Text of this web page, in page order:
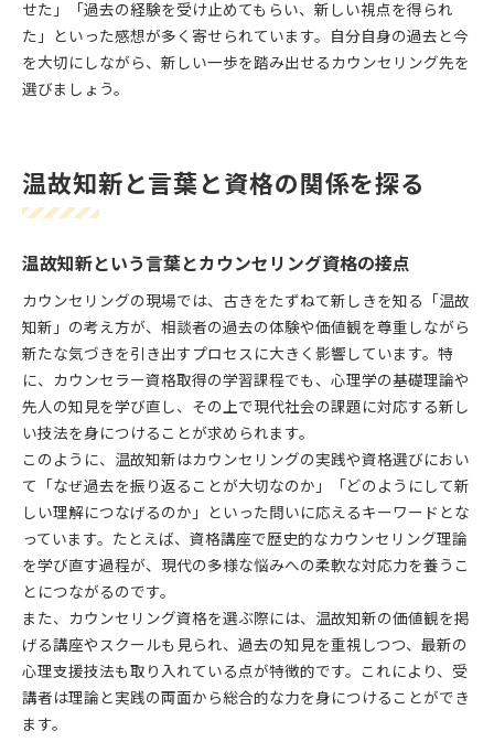
せた」「過去の経験を受け止めてもらい、新しい視点を得られ
た」といった感想が多く寄せられています。自分自身の過去と今
を大切にしながら、新しい一歩を踏み出せるカウンセリング先を
選びましょう。
温故知新と言葉と資格の関係を探る
温故知新という言葉とカウンセリング資格の接点
カウンセリングの現場では、古きをたずねて新しきを知る「温故
知新」の考え方が、相談者の過去の体験や価値観を尊重しながら
新たな気づきを引き出すプロセスに大きく影響しています。特
に、カウンセラー資格取得の学習課程でも、心理学の基礎理論や
先人の知見を学び直し、その上で現代社会の課題に対応する新し
い技法を身につけることが求められます。
このように、温故知新はカウンセリングの実践や資格選びにおい
て「なぜ過去を振り返ることが大切なのか」「どのようにして新
しい理解につなげるのか」といった問いに応えるキーワードとな
っています。たとえば、資格講座で歴史的なカウンセリング理論
を学び直す過程が、現代の多様な悩みへの柔軟な対応力を養うこ
とにつながるのです。
また、カウンセリング資格を選ぶ際には、温故知新の価値観を掲
げる講座やスクールも見られ、過去の知見を重視しつつ、最新の
心理支援技法も取り入れている点が特徴的です。これにより、受
講者は理論と実践の両面から総合的な力を身につけることができ
ます。